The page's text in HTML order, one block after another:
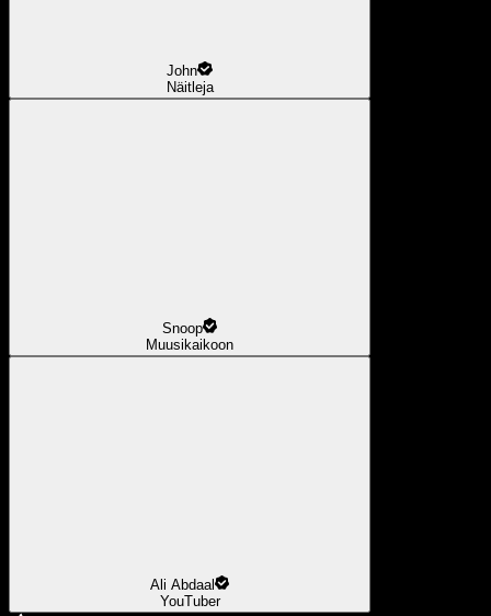
John
Näitleja
Snoop
Muusikaikoon
Ali Abdaal
YouTuber